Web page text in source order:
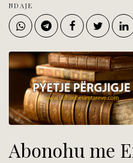
NDAJE
Abonohu me